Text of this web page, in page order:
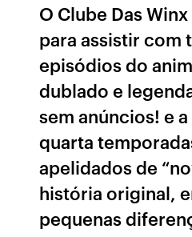
O Clube Das
para assistir com
episódios do
dublado e
sem anúncios! e
quarta
apelidados de
história original,
pequenas